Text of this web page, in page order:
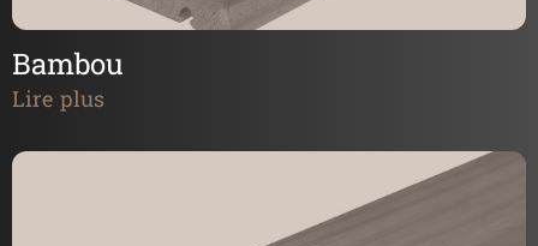
Bambou
Lire plus